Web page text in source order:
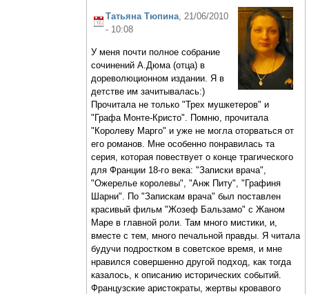
Татьяна Тюпина , 21/06/2010
- 10:08
У меня почти полное собрание
сочинений А.Дюма (отца) в
дореволюционном издании. Я в
детстве им зачитывалась:)
Прочитала не только "Трех мушкетеров" и
"Графа Монте-Кристо". Помню, прочитала
"Королеву Марго" и уже не могла оторваться от
его романов. Мне особенно понравилась та
серия, которая повествует о конце трагического
для Франции 18-го века: "Записки врача",
"Ожерелье королевы", "Анж Питу", "Графиня
Шарни". По "Запискам врача" был поставлен
красивый фильм "Жозеф Бальзамо" с Жаном
Маре в главной роли. Там много мистики, и,
вместе с тем, много печальной правды. Я читала
будучи подростком в советское время, и мне
нравился совершенно другой подход, как тогда
казалось, к описанию исторических событий.
Французские аристократы, жертвы кровавого